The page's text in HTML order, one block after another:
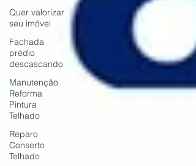
Quer valorizar
seu imóvel
Fachada
prédio
descascando
Manutenção
Reforma
Pintura
Telhado
Reparo
Conserto
Telhado